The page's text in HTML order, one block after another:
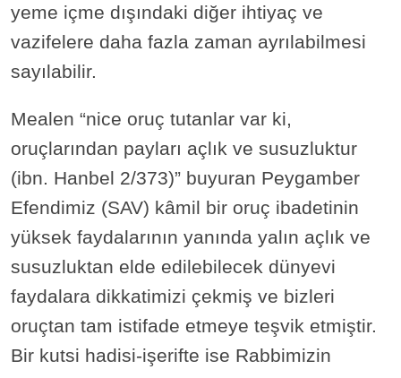
yeme içme dışındaki diğer ihtiyaç ve
vazifelere daha fazla zaman ayrılabilmesi
sayılabilir.
Mealen “nice oruç tutanlar var ki,
oruçlarından payları açlık ve susuzluktur
(ibn. Hanbel 2/373)” buyuran Peygamber
Efendimiz (SAV) kâmil bir oruç ibadetinin
yüksek faydalarının yanında yalın açlık ve
susuzluktan elde edilebilecek dünyevi
faydalara dikkatimizi çekmiş ve bizleri
oruçtan tam istifade etmeye teşvik etmiştir.
Bir kutsi hadisi-işerifte ise Rabbimizin